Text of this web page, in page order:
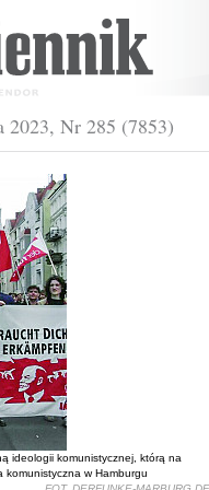
2023, Nr 285 (7853)
ideologii komunistycznej, którą na
komunistyczna w Hamburgu